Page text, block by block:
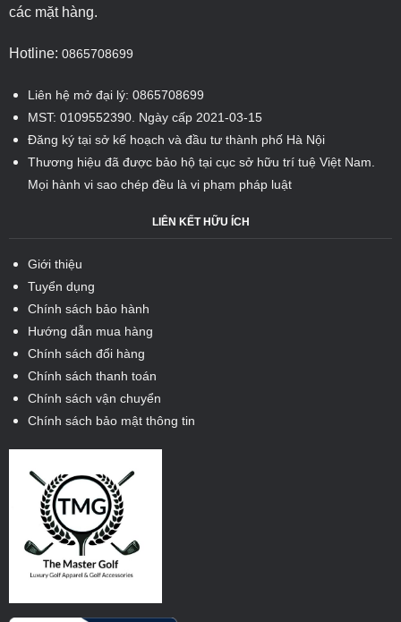
các mặt hàng.
Hotline: 0865708699
Liên hệ mở đại lý: 0865708699
MST: 0109552390. Ngày cấp 2021-03-15
Đăng ký tại sở kế hoạch và đầu tư thành phố Hà Nội
Thương hiệu đã được bảo hộ tại cục sở hữu trí tuệ Việt Nam.
Mọi hành vi sao chép đều là vi phạm pháp luật
LIÊN KẾT HỮU ÍCH
Giới thiệu
Tuyển dụng
Chính sách bảo hành
Hướng dẫn mua hàng
Chính sách đổi hàng
Chính sách thanh toán
Chính sách vận chuyển
Chính sách bảo mật thông tin